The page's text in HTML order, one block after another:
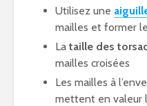
Utilisez une
mailles et former
La taille des
mailles croisées
Les mailles à
mettent en valeur